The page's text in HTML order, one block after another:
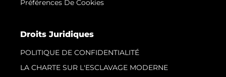
Préférences De Cookies
Droits Juridiques
POLITIQUE DE CONFIDENTIALITÉ
LA CHARTE SUR L'ESCLAVAGE MODERNE